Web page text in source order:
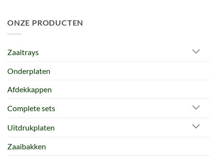
ONZE PRODUCTEN
Zaaitrays
Onderplaten
Afdekkappen
Complete sets
Uitdrukplaten
Zaaibakken